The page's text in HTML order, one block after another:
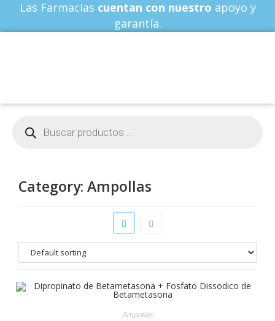
Las Farmacias cuentan con nuestro apoyo y
garantía.
Category: Ampollas
Ampollas